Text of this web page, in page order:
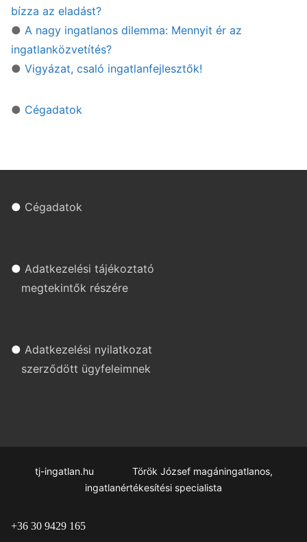
bízza az eladást?
● A nagy ingatlanos dilemma: Mennyit ér az
ingatlanközvetítés?
● Vigyázat, csaló ingatlanfejlesztők!
● Cégadatok
● Cégadatok
● Adatkezelési tájékoztató
megtekintők részére
● Adatkezelési nyilatkozat
szerződött ügyfeleimnek
tj-ingatlan.hu Török József magáningatlanos,
ingatlanértékesítési specialista
+36 30 9429 165